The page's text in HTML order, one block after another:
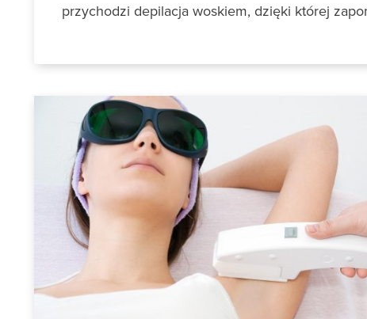
przychodzi depilacja woskiem, dzięki której